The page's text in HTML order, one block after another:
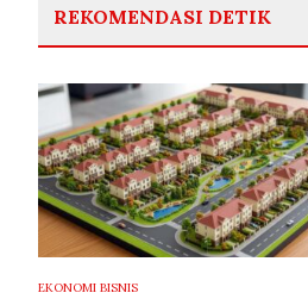
REKOMENDASI DETIK
EKONOMI BISNIS